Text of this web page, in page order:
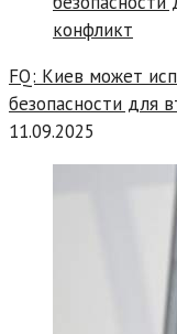
FQ: Киев может
безопасности для
11.09.2025